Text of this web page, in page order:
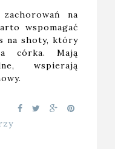
na
wspomagać
na shoty, który
córka. Mają
wspierają